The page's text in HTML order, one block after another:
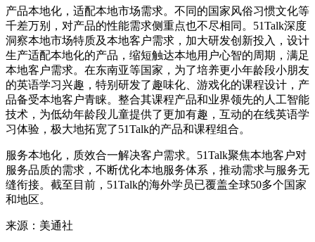
产品本地化，适配本地市场需求。不同的国家风俗习惯文化等
千差万别，对产品的性能需求侧重点也不尽相同。51Talk深度
洞察本地市场特质及本地客户需求，加大研发创新投入，设计
生产适配本地化的产品，缩短触达本地用户心智的周期，满足
本地客户需求。在东南亚等国家，为了培养更小年龄段小朋友
的英语学习兴趣，特别研发了趣味化、游戏化的课程设计，产
品备受本地客户青睐。整合其课程产品和业界领先的人工智能
技术，为低幼年龄段儿童提供了更加有趣，互动的在线英语学
习体验，极大地拓宽了51Talk的产品和课程组合。
服务本地化，质效合一解决客户需求。51Talk聚焦本地客户对
服务品质的需求，不断优化本地服务体系，推动需求与服务无
缝衔接。截至目前，51Talk的海外学员已覆盖全球50多个国家
和地区。
来源：美通社